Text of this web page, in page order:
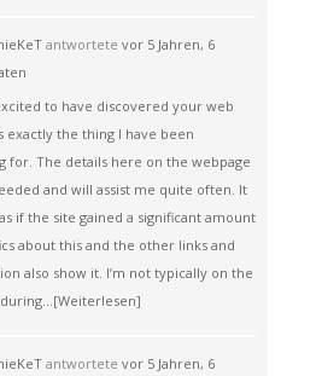
antwortete vor 5 Jahren, 6
to have discovered your web
exactly the thing I have been
for. The details here on the webpage
and will assist me quite often. It
if the site gained a significant amount
about this and the other links and
also show it. I’m not typically on the
[Weiterlesen]
antwortete vor 5 Jahren, 6